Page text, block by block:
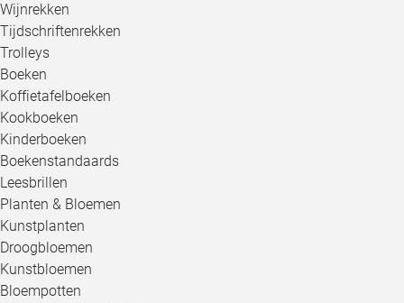
Wijnrekken
Tijdschriftenrekken
Trolleys
Boeken
Koffietafelboeken
Kookboeken
Kinderboeken
Boekenstandaards
Leesbrillen
Planten & Bloemen
Kunstplanten
Droogbloemen
Kunstbloemen
Bloempotten